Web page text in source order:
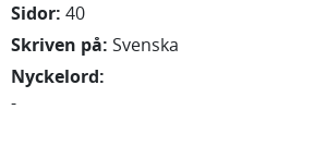
Sidor: 40
Skriven på: Svenska
Nyckelord:
-